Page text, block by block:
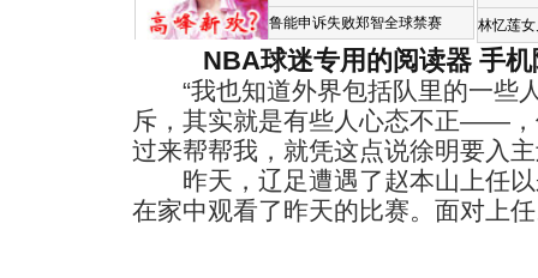
鲁能申诉失败郑智全球禁赛
林忆莲
NBA球迷专用的阅读器 手
“我也知道外界包括队里的一些
斥，其实就是有些人心态不正——
过来帮帮我，就凭这点说徐明要入
昨天，辽足遭遇了赵本山上任以
在家中观看了昨天的比赛。 面对上